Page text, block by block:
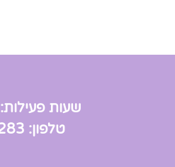
שעות פעילות: 08:30-17:00
טלפון: 055-5583283